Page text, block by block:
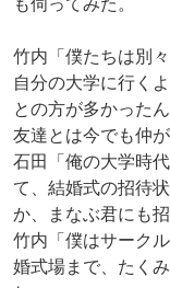
竹内「僕たちは別
自分の大学に行く
との方が多かった
友達とは今でも仲
石田「俺の大学時
て、結婚式の招待
か、まなぶ君にも
竹内「僕はサーク
婚式場まで、たく